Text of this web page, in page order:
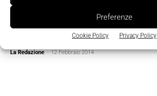
Preferenze
Cookie Policy Privacy Policy
Ridurre l’inquinamento si può
La Redazione - 12 Febbraio 2014